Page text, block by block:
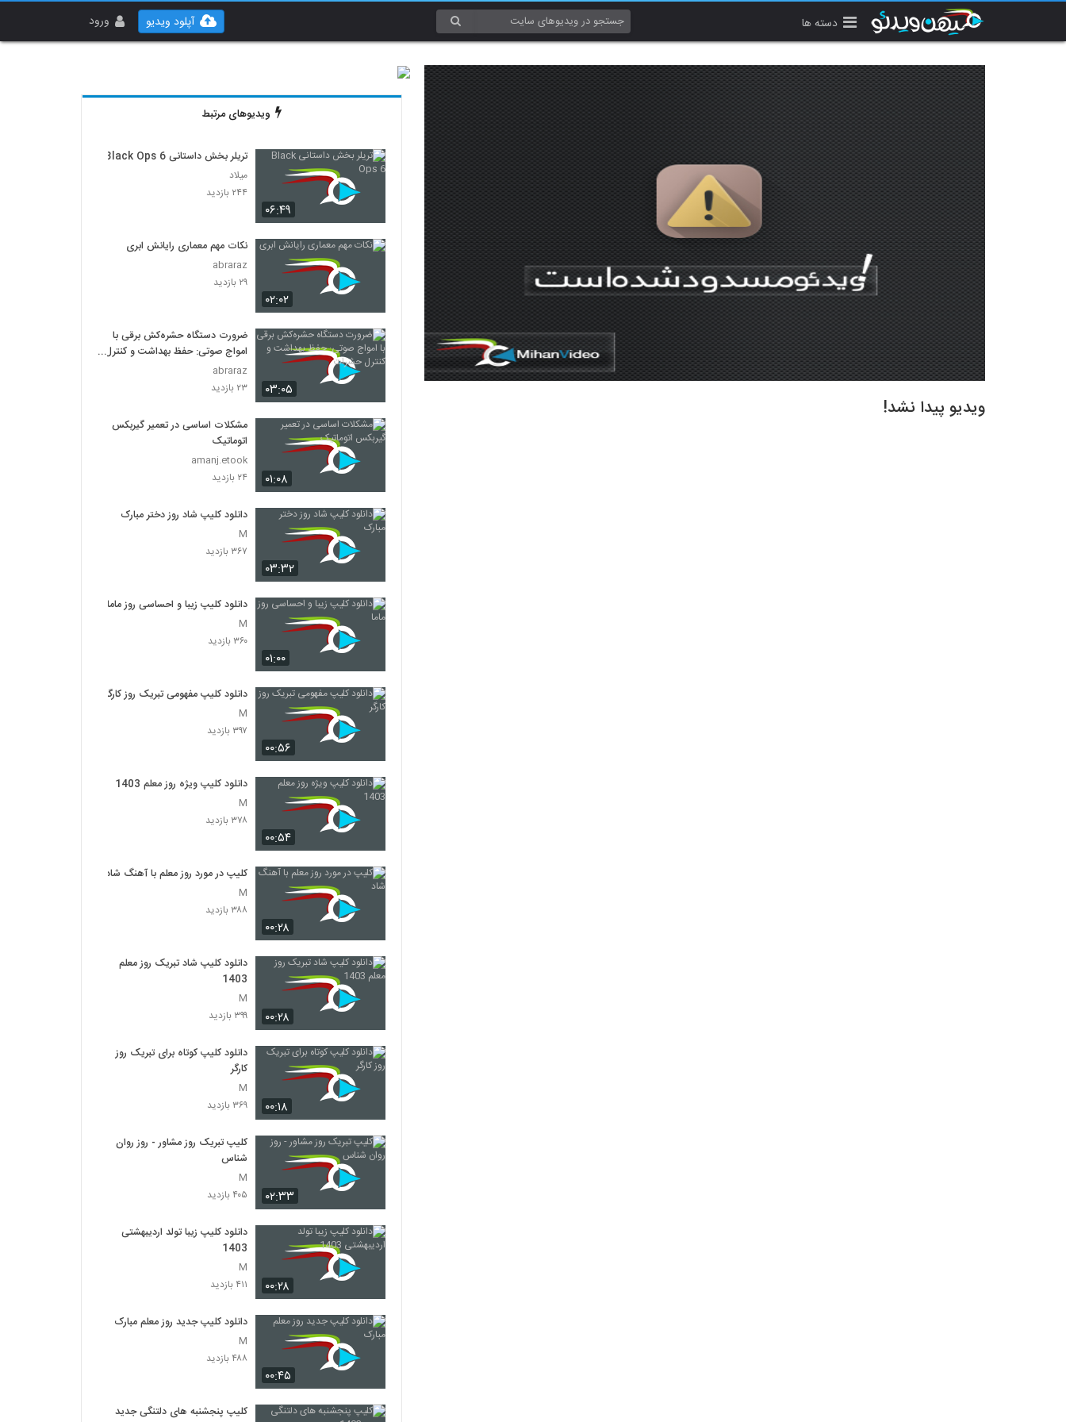
دسته ها ورود آپلود ویدیو
ویدیو پیدا نشد!
ویدیوهای مرتبط
۰۶:۴۹
تریلر بخش داستانی Black Ops 6
میلاد
۲۴۴ بازدید
۰۲:۰۲
نکات مهم معماری رایانش ابری
abraraz
۲۹ بازدید
۰۳:۰۵
ضرورت دستگاه حشره‌کش برقی با
امواج صوتی: حفظ بهداشت و کنترل
حشرات
abraraz
۲۳ بازدید
۰۱:۰۸
مشکلات اساسی در تعمیر گیربکس
اتوماتیک
amanj.etook
۲۴ بازدید
۰۳:۳۲
دانلود کلیپ شاد روز دختر مبارک
M
۳۶۷ بازدید
۰۱:۰۰
دانلود کلیپ زیبا و احساسی روز ماما
M
۳۶۰ بازدید
۰۰:۵۶
دانلود کلیپ مفهومی تبریک روز کارگر
M
۳۹۷ بازدید
۰۰:۵۴
دانلود کلیپ ویژه روز معلم 1403
M
۳۷۸ بازدید
۰۰:۲۸
کلیپ در مورد روز معلم با آهنگ شاد
M
۳۸۸ بازدید
۰۰:۲۸
دانلود کلیپ شاد تبریک روز معلم
1403
M
۳۹۹ بازدید
۰۰:۱۸
دانلود کلیپ کوتاه برای تبریک روز
کارگر
M
۳۶۹ بازدید
۰۲:۳۳
کلیپ تبریک روز مشاور - روز روان
شناس
M
۴۰۵ بازدید
۰۰:۲۸
دانلود کلیپ زیبا تولد اردیبهشتی
1403
M
۴۱۱ بازدید
۰۰:۴۵
دانلود کلیپ جدید روز معلم مبارک
M
۴۸۸ بازدید
کلیپ پنجشنبه های دلتنگی جدید